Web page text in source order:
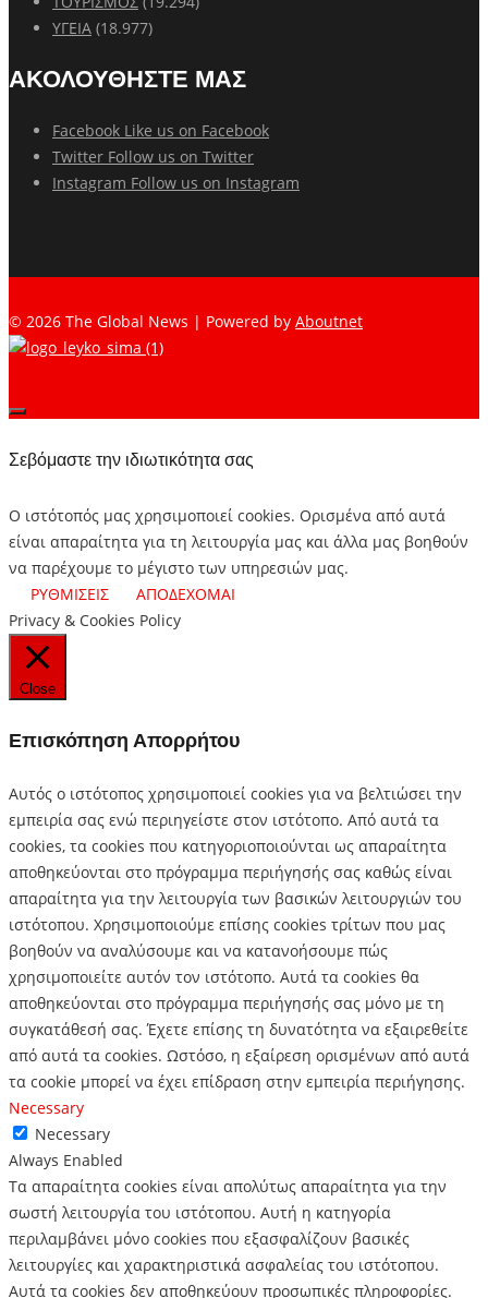
ΥΓΕΙΑ (18.977)
ΑΚΟΛΟΥΘΗΣΤΕ ΜΑΣ
Facebook Like us on Facebook
Twitter Follow us on Twitter
Instagram Follow us on Instagram
© 2026 The Global News | Powered by Aboutnet
Σεβόμαστε την ιδιωτικότητα σας
Ο ιστότοπός μας χρησιμοποιεί cookies. Ορισμένα από αυτά
είναι απαραίτητα για τη λειτουργία μας και άλλα μας βοηθούν
να παρέχουμε το μέγιστο των υπηρεσιών μας.
ΡΥΘΜΙΣΕΙΣ
ΑΠΟΔΕΧΟΜΑΙ
Privacy & Cookies Policy
Close
Επισκόπηση Απορρήτου
Αυτός ο ιστότοπος χρησιμοποιεί cookies για να βελτιώσει την
εμπειρία σας ενώ περιηγείστε στον ιστότοπο. Από αυτά τα
cookies, τα cookies που κατηγοριοποιούνται ως απαραίτητα
αποθηκεύονται στο πρόγραμμα περιήγησής σας καθώς είναι
απαραίτητα για την λειτουργία των βασικών λειτουργιών του
ιστότοπου. Χρησιμοποιούμε επίσης cookies τρίτων που μας
βοηθούν να αναλύσουμε και να κατανοήσουμε πώς
χρησιμοποιείτε αυτόν τον ιστότοπο. Αυτά τα cookies θα
αποθηκεύονται στο πρόγραμμα περιήγησής σας μόνο με τη
συγκατάθεσή σας. Έχετε επίσης τη δυνατότητα να εξαιρεθείτε
από αυτά τα cookies. Ωστόσο, η εξαίρεση ορισμένων από αυτά
τα cookie μπορεί να έχει επίδραση στην εμπειρία περιήγησης.
Necessary
Necessary
Always Enabled
Τα απαραίτητα cookies είναι απολύτως απαραίτητα για την
σωστή λειτουργία του ιστότοπου. Αυτή η κατηγορία
περιλαμβάνει μόνο cookies που εξασφαλίζουν βασικές
λειτουργίες και χαρακτηριστικά ασφαλείας του ιστότοπου.
Αυτά τα cookies δεν αποθηκεύουν προσωπικές πληροφορίες.